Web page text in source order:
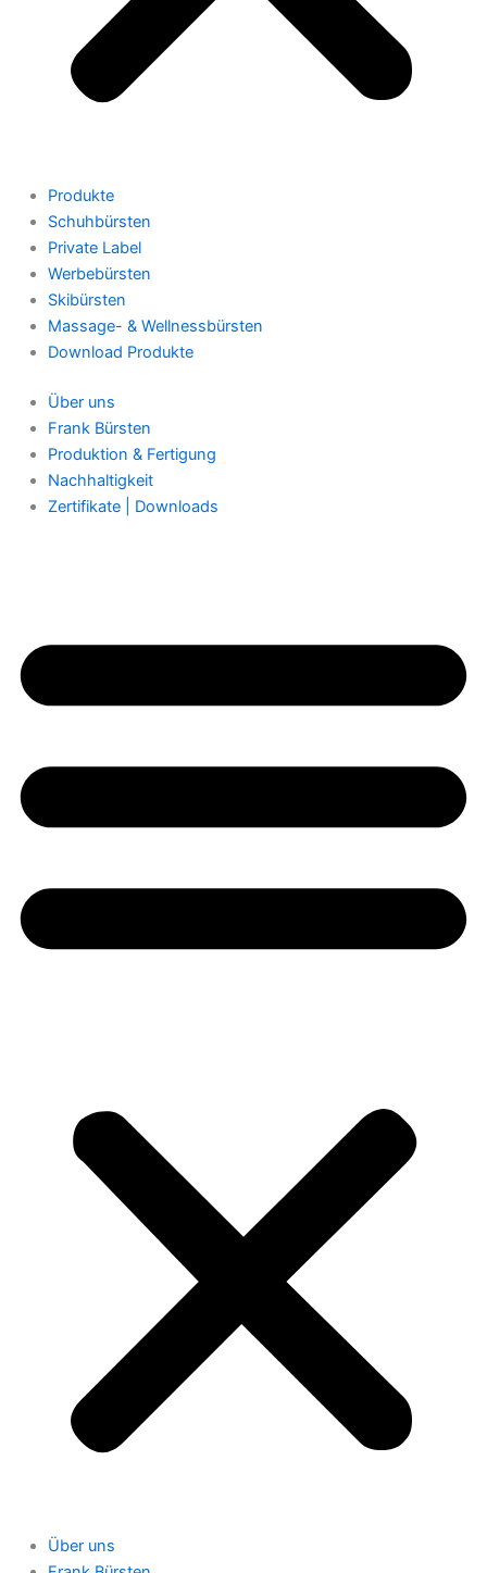
Produkte
Schuhbürsten
Private Label
Werbebürsten
Skibürsten
Massage- & Wellnessbürsten
Download Produkte
Über uns
Frank Bürsten
Produktion & Fertigung
Nachhaltigkeit
Zertifikate | Downloads
Über uns